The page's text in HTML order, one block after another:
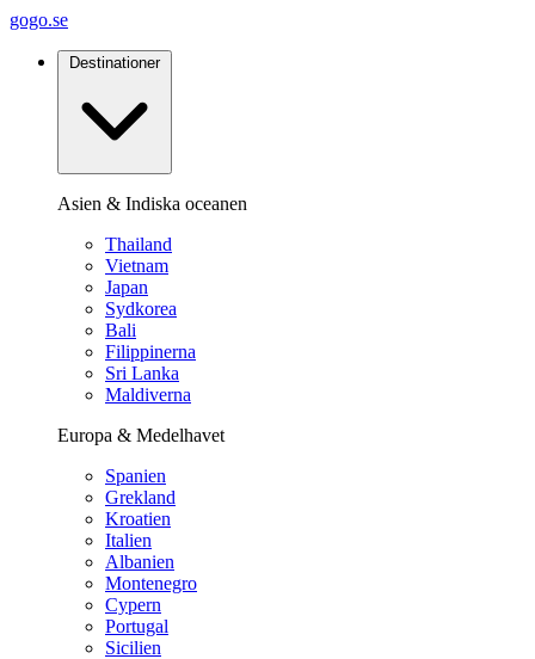
gogo.se
Destinationer
Asien & Indiska oceanen
Thailand
Vietnam
Japan
Sydkorea
Bali
Filippinerna
Sri Lanka
Maldiverna
Europa & Medelhavet
Spanien
Grekland
Kroatien
Italien
Albanien
Montenegro
Cypern
Portugal
Sicilien